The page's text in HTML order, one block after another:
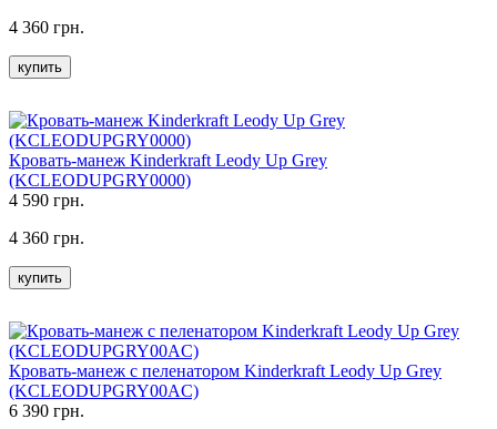
4 360 грн.
купить
Кровать-манеж Kinderkraft Leody Up Grey
(KCLEODUPGRY0000)
4 590 грн.
4 360 грн.
купить
Кровать-манеж с пеленатором Kinderkraft Leody Up Grey
(KCLEODUPGRY00AC)
6 390 грн.